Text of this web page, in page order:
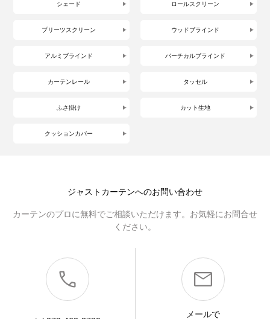
シェード ロールスクリーン
プリーツスクリーン ウッドブラインド
アルミブラインド バーチカルブラインド
カーテンレール タッセル
ふさ掛け カット生地
クッションカバー
ジャストカーテンへのお問い合わせ
カーテンのプロに無料でご相談いただけます。お気軽にお問合せ
ください。
メールで